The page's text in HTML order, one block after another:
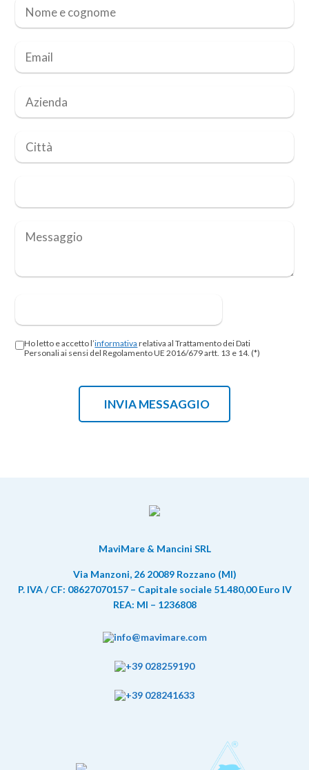
Ho letto e accetto l’informativa relativa al Trattamento dei Dati
Personali ai sensi del Regolamento UE 2016/679 artt. 13 e 14. (*)
MaviMare & Mancini SRL
Via Manzoni, 26 20089 Rozzano (MI)
P. IVA / CF: 08627070157 – Capitale sociale 51.480,00 Euro IV
REA: MI – 1236808
info@mavimare.com
+39 028259190
+39 028241633